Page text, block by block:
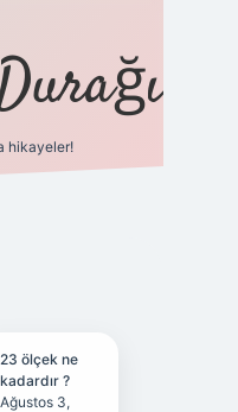
hikayeler!
23 ölçek ne
kadardır ?
Ağustos 3,